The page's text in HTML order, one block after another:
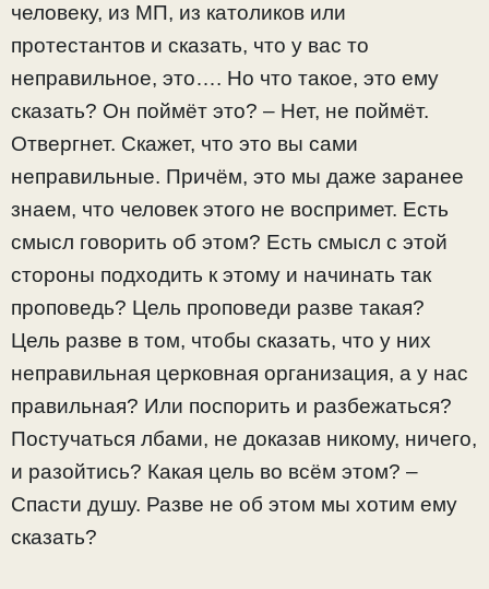
человеку, из МП, из католиков или
протестантов и сказать, что у вас то
неправильное, это…. Но что такое, это ему
сказать? Он поймёт это? – Нет, не поймёт.
Отвергнет. Скажет, что это вы сами
неправильные. Причём, это мы даже заранее
знаем, что человек этого не воспримет. Есть
смысл говорить об этом? Есть смысл с этой
стороны подходить к этому и начинать так
проповедь? Цель проповеди разве такая?
Цель разве в том, чтобы сказать, что у них
неправильная церковная организация, а у нас
правильная? Или поспорить и разбежаться?
Постучаться лбами, не доказав никому, ничего,
и разойтись? Какая цель во всём этом? –
Спасти душу. Разве не об этом мы хотим ему
сказать?